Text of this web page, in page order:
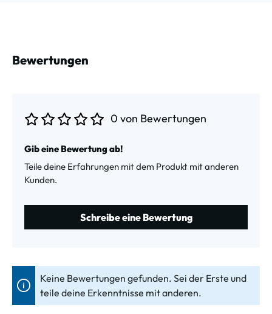
Bewertungen
0 von Bewertungen
Gib eine Bewertung ab!
Teile deine Erfahrungen mit dem Produkt mit anderen
Kunden.
Schreibe eine Bewertung
Keine Bewertungen gefunden. Sei der Erste und
teile deine Erkenntnisse mit anderen.